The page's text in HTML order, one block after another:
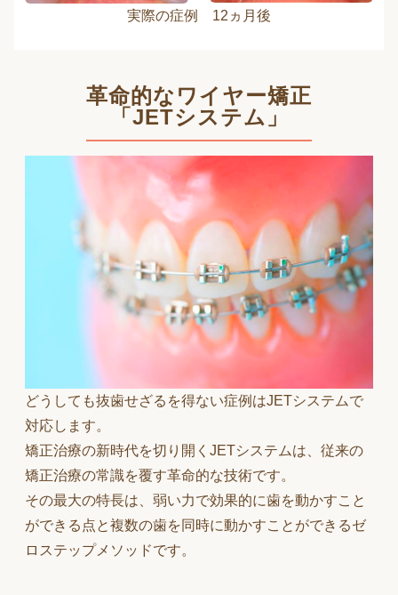
実際の症例 12ヵ月後
革命的なワイヤー矯正
「JETシステム」
どうしても抜歯せざるを得ない症例はJETシステムで
対応します。
矯正治療の新時代を切り開くJETシステムは、従来の
矯正治療の常識を覆す革命的な技術です。
その最大の特長は、弱い力で効果的に歯を動かすこと
ができる点と複数の歯を同時に動かすことができるゼ
ロステップメソッドです。